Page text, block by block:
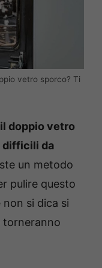
vetro sporco? Ti
doppio vetro
difficili da
un metodo
pulire questo
non si dica si
torneranno